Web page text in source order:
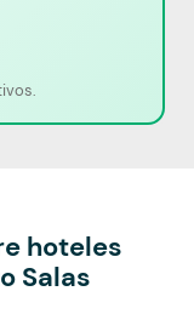
hoteles
Salas